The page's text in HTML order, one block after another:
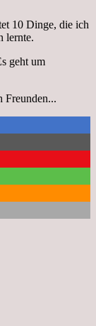
10 Dinge, die ich
lernte.
geht um
Freunden...